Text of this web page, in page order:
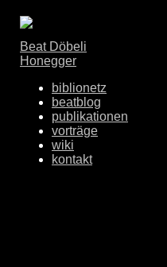
Beat Döbeli
Honegger
biblionetz
beatblog
publikationen
vorträge
wiki
kontakt